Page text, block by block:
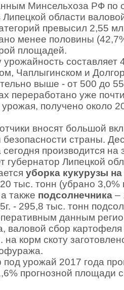
Минсельхоза РФ по
Липецкой области
превысил 2,55
менее половины
площадей.
составляет
Чаплыгинском и
выше - от 500 до
переработано уже
получено около
вносят большой
страны.
сегодня производится на
губернатор Липецкой
уборка кукурузы на
тыс. тонн (убрано 3,0%
также подсолнечника –
- 295,8 тыс. тонн
данным
валовой сбор
на корм скоту
под урожай 2017 года
прогнозной площади